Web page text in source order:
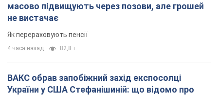
масово підвищують через позови, але грошей
не вистачає
Як перераховують пенсії
4 часа назад 82,8 т.
ВАКС обрав запобіжний захід експосолці
України у США Стефанішиній: що відомо про